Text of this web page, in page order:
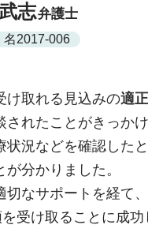
志弁護士
名2017-006
け取れる見込みの適
れたことがきっかけ
況などを確認したと
分かりました。
なサポートを経て、
受け取ることに成功